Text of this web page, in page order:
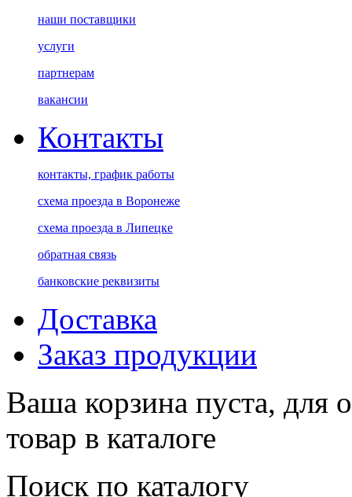
наши поставщики
услуги
партнерам
вакансии
Контакты
контакты, график работы
схема проезда в Воронеже
схема проезда в Липецке
обратная связь
банковские реквизиты
Доставка
Заказ продукции
Ваша корзина пуста, для
товар в каталоге
Поиск по каталогу